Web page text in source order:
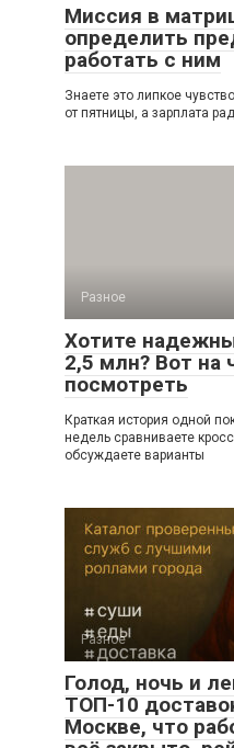
Миссия в
определить
работать с ним
Знаете это липкое
от пятницы, а зарплата
Разное
Хотите
2,5 млн? Вот на
посмотреть
Краткая история одной
недель сравниваете
обсуждаете варианты
Разное
Голод, ночь и
ТОП-10
Москве, что